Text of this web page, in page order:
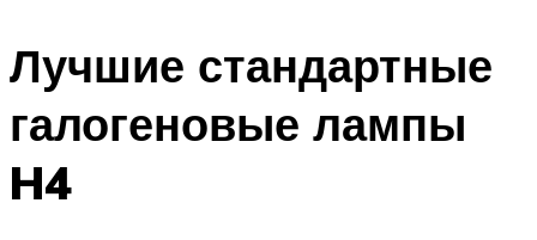
Лучшие стандартные
галогеновые лампы
H4